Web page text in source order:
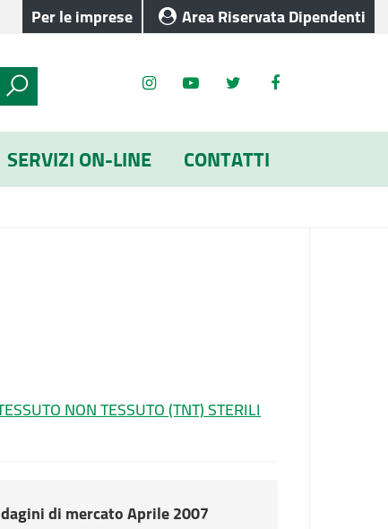
Per le imprese Area Riservata Dipendenti
SERVIZI ON-LINE CONTATTI
NON TESSUTO (TNT) STERILI
di mercato Aprile 2007